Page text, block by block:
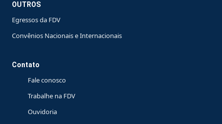
OUTROS
Egressos da FDV
Convênios Nacionais e Internacionais
Contato
Fale conosco
Trabalhe na FDV
Ouvidoria